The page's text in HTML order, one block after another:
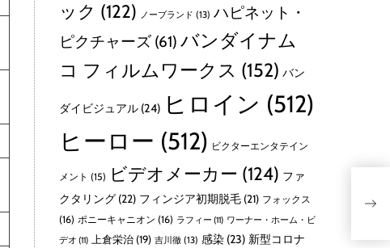
ック (122) ノーブランド (13) ハピネット・
ピクチャーズ (61) バンダイナム
コ フィルムワークス (152) バン
ダイビジュアル (24) ヒロイン (512)
ヒーロー (512) ビクターエンタテイン
メント (15) ビデオメーカー (124) ファ
クタリング (22) フィンジア初期脱毛 (21) フォックス
(16) ポニーキャニオン (16) ラフィー (11) ワーナー・ホーム・ビ
デオ (11) 上倉栄治 (19) 吉川徹 (13) 感染 (23) 新型コロナ